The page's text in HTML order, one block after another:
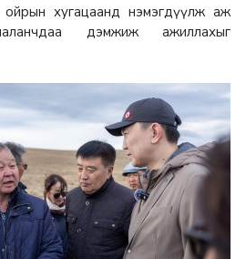
ойрын хугацаанд нэмэгдүүлж аж
дэмжиж ажиллахыг